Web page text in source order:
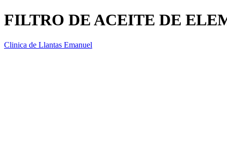
FILTRO DE ACEITE DE
Clinica de Llantas Emanuel